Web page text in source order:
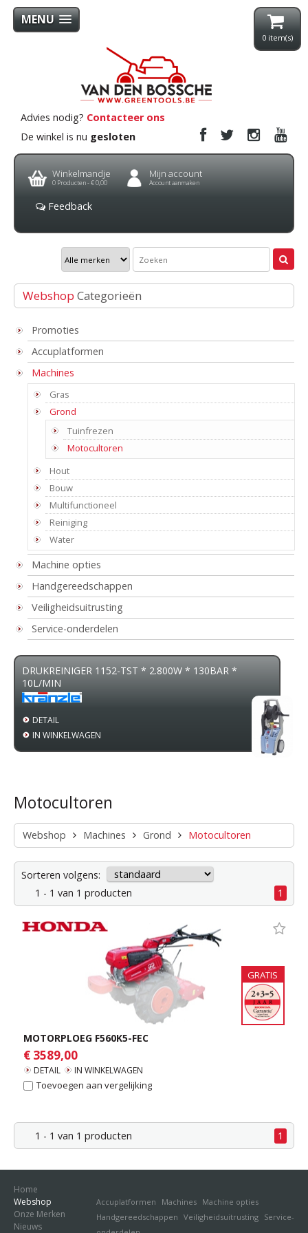
MENU
0 item(s)
Advies nodig? Contacteer ons
De winkel is nu gesloten
Winkelmandje
0 Producten -€ 0,00
Mijn account
Account aanmaken
Feedback
Webshop Categorieën
Promoties
Accuplatformen
Machines
Gras
Grond
Tuinfrezen
Motocultoren
Hout
Bouw
Multifunctioneel
Reiniging
Water
Machine opties
Handgereedschappen
Veiligheidsuitrusting
Service-onderdelen
DRUKREINIGER 1152-TST * 2.800W * 130BAR *
10L/MIN
DETAIL
IN WINKELWAGEN
Motocultoren
Webshop Machines Grond Motocultoren
Sorteren volgens:
1 - 1 van 1 producten
1
GRATIS
MOTORPLOEG F560K5-FEC
€ 3589,00
DETAIL IN WINKELWAGEN
Toevoegen aan vergelijking
1 - 1 van 1 producten 1
Home
Webshop
Accuplatformen Machines Machine opties
Handgereedschappen Veiligheidsuitrusting Service-
Onze Merken
Nieuws